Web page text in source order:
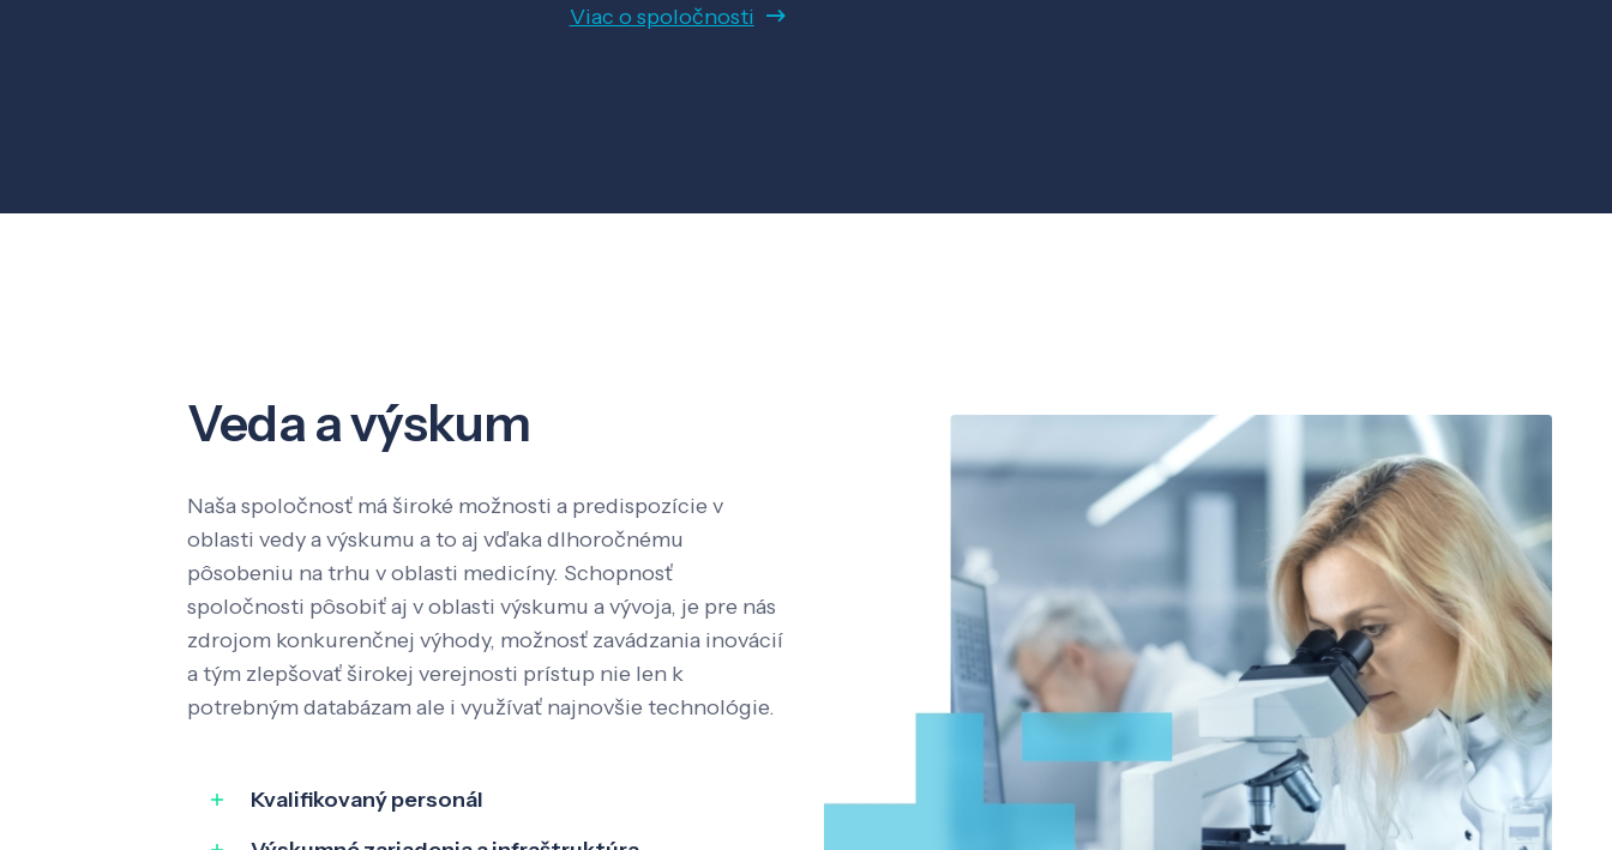
Viac o spoločnosti
Veda a výskum
Naša spoločnosť má široké možnosti a predispozície v
oblasti vedy a výskumu a to aj vďaka dlhoročnému
pôsobeniu na trhu v oblasti medicíny. Schopnosť
spoločnosti pôsobiť aj v oblasti výskumu a vývoja, je pre nás
zdrojom konkurenčnej výhody, možnosť zavádzania inovácií
a tým zlepšovať širokej verejnosti prístup nie len k
potrebným databázam ale i využívať najnovšie technológie.
Kvalifikovaný personál